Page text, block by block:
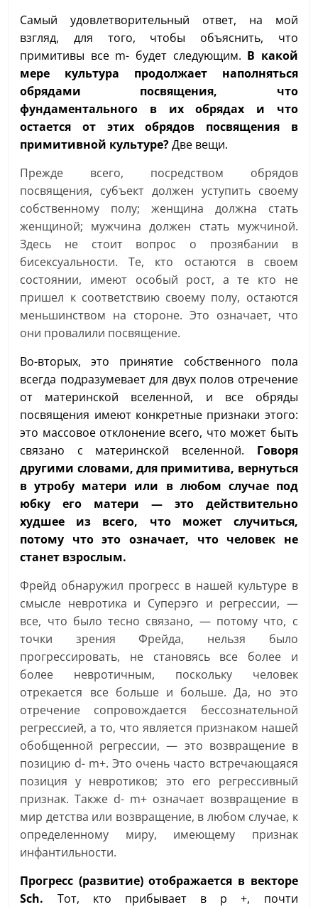
Самый удовлетворительный ответ, на мой
взгляд, для того, чтобы объяснить, что
примитивы все m- будет следующим. В какой
мере культура продолжает наполняться
обрядами посвящения, что
фундаментального в их обрядах и что
остается от этих обрядов посвящения в
примитивной культуре?Две вещи.
Прежде всего, посредством обрядов
посвящения, субъект должен уступить своему
собственному полу; женщина должна стать
женщиной; мужчина должен стать мужчиной.
Здесь не стоит вопрос о прозябании в
бисексуальности. Те, кто остаются в своем
состоянии, имеют особый рост, а те кто не
пришел к соответствию своему полу, остаются
меньшинством на стороне. Это означает, что
они провалили посвящение.
Во-вторых, это принятие собственного пола
всегда подразумевает для двух полов отречение
от материнской вселенной, и все обряды
посвящения имеют конкретные признаки этого:
это массовое отклонение всего, что может быть
связано с материнской вселенной. Говоря
другими словами, для примитива, вернуться
в утробу матери или в любом случае под
юбку его матери — это действительно
худшее из всего, что может случиться,
потому что это означает, что человек не
станет взрослым.
Фрейд обнаружил прогресс в нашей культуре в
смысле невротика и Суперэго и регрессии, —
все, что было тесно связано, — потому что, с
точки зрения Фрейда, нельзя было
прогрессировать, не становясь все более и
более невротичным, поскольку человек
отрекается все больше и больше. Да, но это
отречение сопровождается бессознательной
регрессией, а то, что является признаком нашей
обобщенной регрессии, — это возвращение в
позицию d- m+. Это очень часто встречающаяся
позиция у невротиков; это его регрессивный
признак. Также d- m+ означает возвращение в
мир детства или возвращение, в любом случае, к
определенному миру, имеющему признак
инфантильности.
Прогресс (развитие) отображается в векторе
Sch. Тот, кто прибывает в p +, почти